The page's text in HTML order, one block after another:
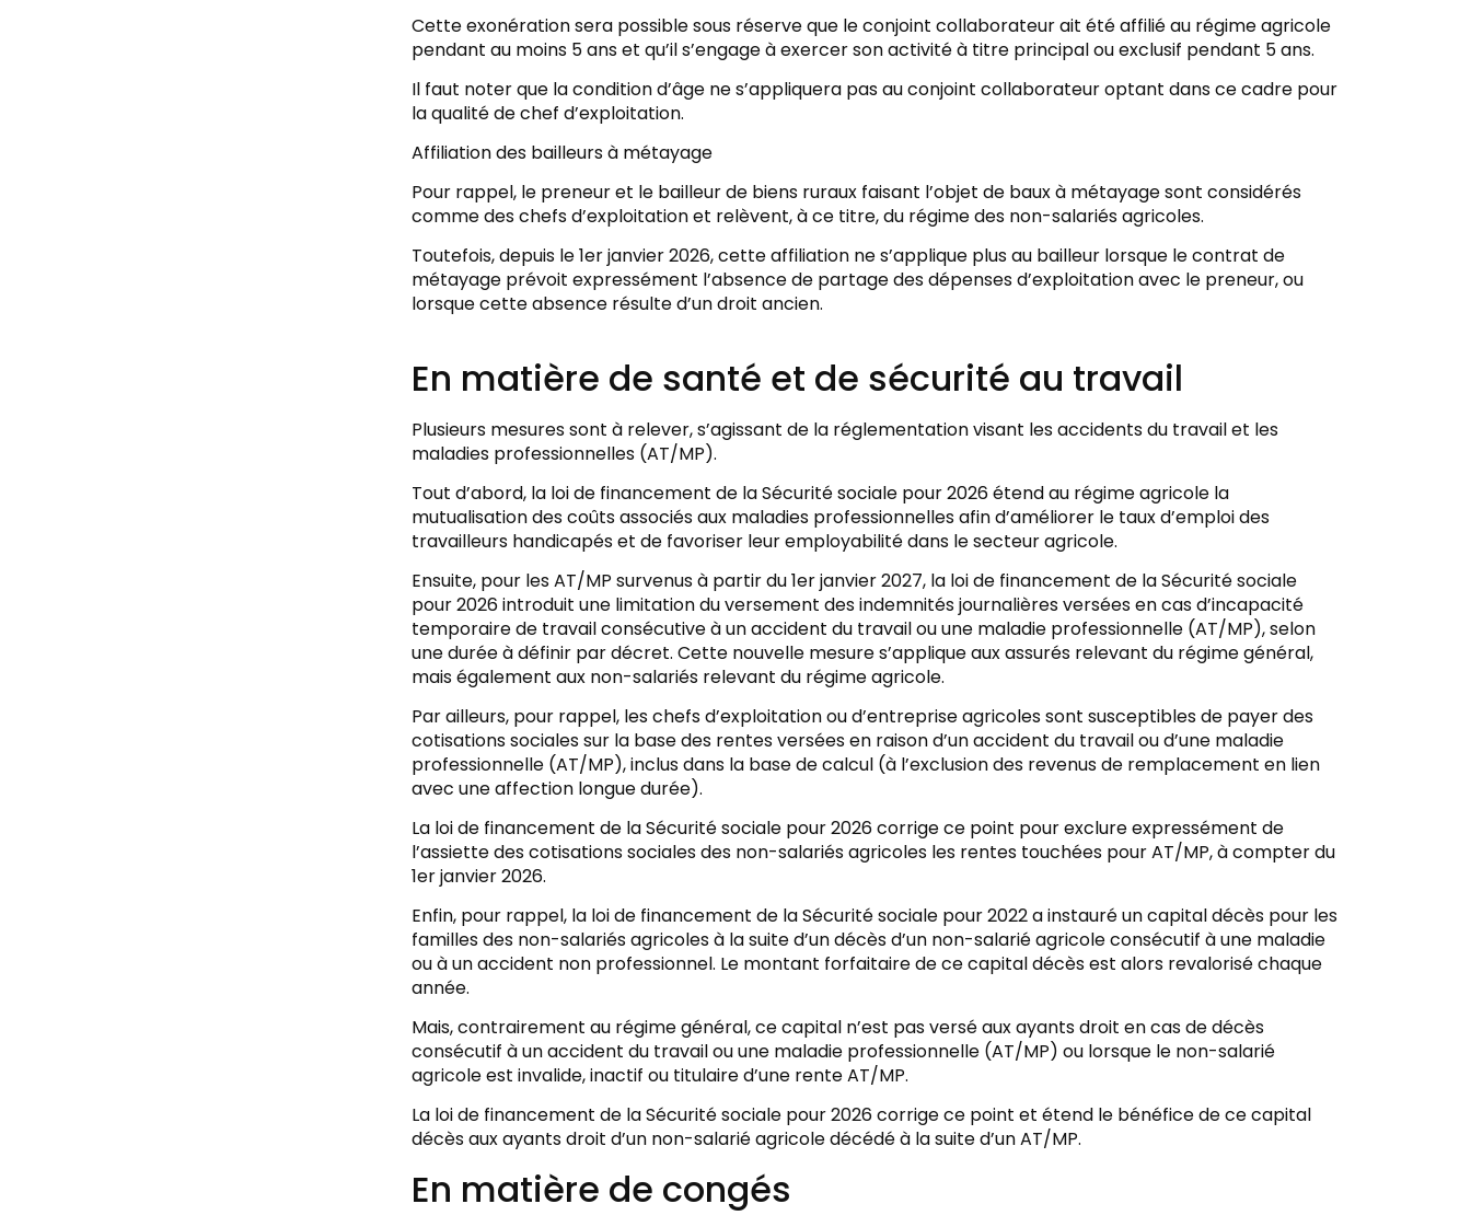
Cette exonération sera possible sous réserve que le conjoint collaborateur ait été affilié au régime agricole
pendant au moins 5 ans et qu’il s’engage à exercer son activité à titre principal ou exclusif pendant 5 ans.
Il faut noter que la condition d’âge ne s’appliquera pas au conjoint collaborateur optant dans ce cadre pour
la qualité de chef d’exploitation.
Affiliation des bailleurs à métayage
Pour rappel, le preneur et le bailleur de biens ruraux faisant l’objet de baux à métayage sont considérés
comme des chefs d’exploitation et relèvent, à ce titre, du régime des non-salariés agricoles.
Toutefois, depuis le 1er janvier 2026, cette affiliation ne s’applique plus au bailleur lorsque le contrat de
métayage prévoit expressément l’absence de partage des dépenses d’exploitation avec le preneur, ou
lorsque cette absence résulte d’un droit ancien.
En matière de santé et de sécurité au travail
Plusieurs mesures sont à relever, s’agissant de la réglementation visant les accidents du travail et les
maladies professionnelles (AT/MP).
Tout d’abord, la loi de financement de la Sécurité sociale pour 2026 étend au régime agricole la
mutualisation des coûts associés aux maladies professionnelles afin d’améliorer le taux d’emploi des
travailleurs handicapés et de favoriser leur employabilité dans le secteur agricole.
Ensuite, pour les AT/MP survenus à partir du 1er janvier 2027, la loi de financement de la Sécurité sociale
pour 2026 introduit une limitation du versement des indemnités journalières versées en cas d’incapacité
temporaire de travail consécutive à un accident du travail ou une maladie professionnelle (AT/MP), selon
une durée à définir par décret. Cette nouvelle mesure s’applique aux assurés relevant du régime général,
mais également aux non-salariés relevant du régime agricole.
Par ailleurs, pour rappel, les chefs d’exploitation ou d’entreprise agricoles sont susceptibles de payer des
cotisations sociales sur la base des rentes versées en raison d’un accident du travail ou d’une maladie
professionnelle (AT/MP), inclus dans la base de calcul (à l’exclusion des revenus de remplacement en lien
avec une affection longue durée).
La loi de financement de la Sécurité sociale pour 2026 corrige ce point pour exclure expressément de
l’assiette des cotisations sociales des non-salariés agricoles les rentes touchées pour AT/MP, à compter du
1er janvier 2026.
Enfin, pour rappel, la loi de financement de la Sécurité sociale pour 2022 a instauré un capital décès pour les
familles des non-salariés agricoles à la suite d’un décès d’un non-salarié agricole consécutif à une maladie
ou à un accident non professionnel. Le montant forfaitaire de ce capital décès est alors revalorisé chaque
année.
Mais, contrairement au régime général, ce capital n’est pas versé aux ayants droit en cas de décès
consécutif à un accident du travail ou une maladie professionnelle (AT/MP) ou lorsque le non-salarié
agricole est invalide, inactif ou titulaire d’une rente AT/MP.
La loi de financement de la Sécurité sociale pour 2026 corrige ce point et étend le bénéfice de ce capital
décès aux ayants droit d’un non-salarié agricole décédé à la suite d’un AT/MP.
En matière de congés